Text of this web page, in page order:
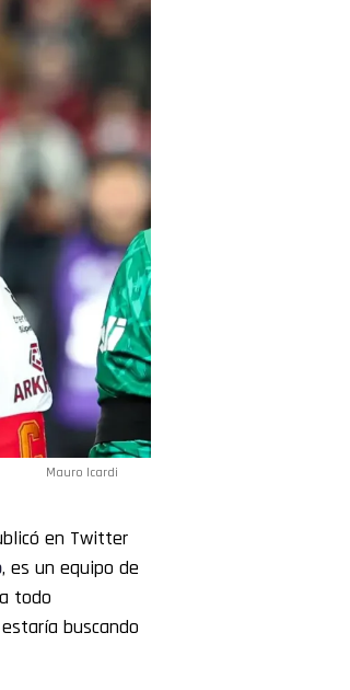
Mauro Icardi
en Twitter
, es un equipo de
todo
buscando